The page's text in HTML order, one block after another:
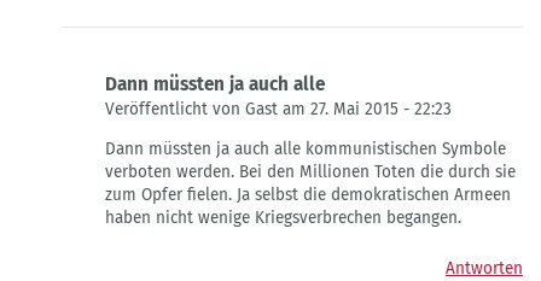
Dann müssten ja auch alle
Veröffentlicht von Gast am 27. Mai 2015 - 22:23
auf
Verbot
verfassungsfeindlicher
Symbole
Dann müssten ja auch alle kommunistischen Symbole
verboten werden. Bei den Millionen Toten die durch sie
zum Opfer fielen. Ja selbst die demokratischen Armeen
haben nicht wenige Kriegsverbrechen begangen.
Antworten